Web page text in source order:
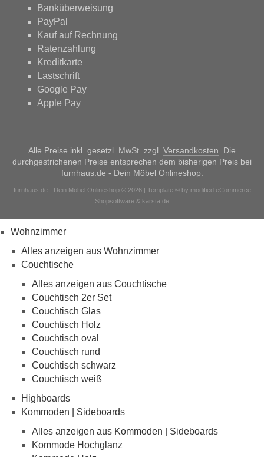
Banküberweisung
PayPal
Kauf auf Rechnung
Ratenzahlung
Kreditkarte
Lastschrift
Google Pay
Apple Pay
Alle Preise inkl. gesetzl. MwSt. zzgl. Versandkosten . Die
durchgestrichenen Preise entsprechen dem bisherigen Preis bei
furnhaus.de - Dein Möbel Onlineshop.
furnhaus.de - Dein Möbel Onlineshop © 2026 | Template © by modified eCommerce
Shopsoftware & karsta.de
Wohnzimmer
Alles anzeigen aus Wohnzimmer
Couchtische
Alles anzeigen aus Couchtische
Couchtisch 2er Set
Couchtisch Glas
Couchtisch Holz
Couchtisch oval
Couchtisch rund
Couchtisch schwarz
Couchtisch weiß
Highboards
Kommoden | Sideboards
Alles anzeigen aus Kommoden | Sideboards
Kommode Hochglanz